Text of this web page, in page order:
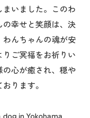
いました。このわ
幸せと笑顔は、決
わんちゃんの魂が安
ご冥福をお祈りい
心が癒され、穏や
ります。
in Yokohama